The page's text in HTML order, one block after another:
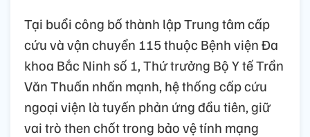
Tại buổi công bố thành lập Trung tâm cấp
cứu và vận chuyển 115 thuộc Bệnh viện Đa
khoa Bắc Ninh số 1, Thứ trưởng Bộ Y tế Trần
Văn Thuấn nhấn mạnh, hệ thống cấp cứu
ngoại viện là tuyến phản ứng đầu tiên, giữ
vai trò then chốt trong bảo vệ tính mạng